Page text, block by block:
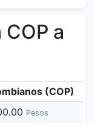
a
(COP)
Pesos